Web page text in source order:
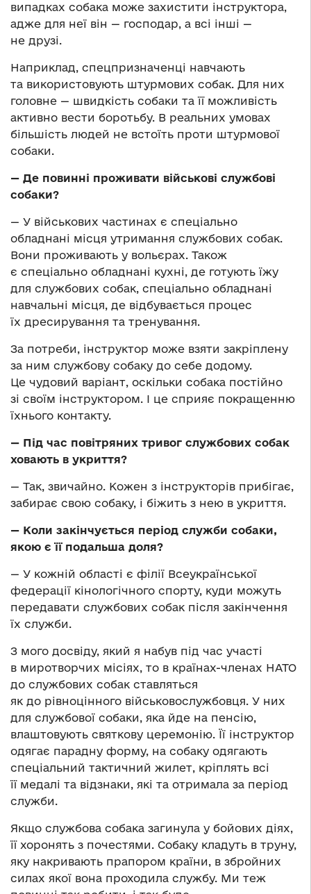
випадках собака може захистити інструктора,
адже для неї він — господар, а всі інші —
не друзі.
Наприклад, спецпризначенці навчають
та використовують штурмових собак. Для них
головне — швидкість собаки та її можливість
активно вести боротьбу. В реальних умовах
більшість людей не встоїть проти штурмової
собаки.
— Де повинні проживати військові службові
собаки?
— У військових частинах є спеціально
обладнані місця утримання службових собак.
Вони проживають у вольєрах. Також
є спеціально обладнані кухні, де готують їжу
для службових собак, спеціально обладнані
навчальні місця, де відбувається процес
їх дресирування та тренування.
За потреби, інструктор може взяти закріплену
за ним службову собаку до себе додому.
Це чудовий варіант, оскільки собака постійно
зі своїм інструктором. І це сприяє покращенню
їхнього контакту.
— Під час повітряних тривог службових собак
ховають в укриття?
— Так, звичайно. Кожен з інструкторів прибігає,
забирає свою собаку, і біжить з нею в укриття.
— Коли закінчується період служби собаки,
якою є її подальша доля?
— У кожній області є філії Всеукраїнської
федерації кінологічного спорту, куди можуть
передавати службових собак після закінчення
їх служби.
З мого досвіду, який я набув під час участі
в миротворчих місіях, то в країнах-членах НАТО
до службових собак ставляться
як до рівноцінного військовослужбовця. У них
для службової собаки, яка йде на пенсію,
влаштовують святкову церемонію. Її інструктор
одягає парадну форму, на собаку одягають
спеціальний тактичний жилет, кріплять всі
її медалі та відзнаки, які та отримала за період
служби.
Якщо службова собака загинула у бойових діях,
її хоронять з почестями. Собаку кладуть в труну,
яку накривають прапором країни, в збройних
силах якої вона проходила службу. Ми теж